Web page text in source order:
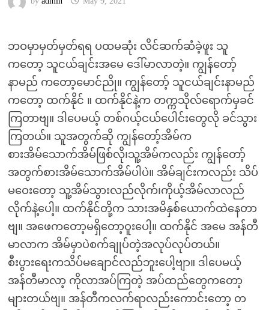
ဘဝမှာမှတ်မှတ်ရရ ပထမဆုံး လိင်ဆက်ဆံခဲ့ဖူး သူ
ကတော့ သူငယ်ချင်းအမေ ဒေါ်မာလာတဲ့။ ကျွန်တော့်
နာမည် ကတော့မောင်ညို။ ကျွန်တော့် သူငယ်ချင်းနာမည်
ကတော့ ထက်နိုင် ။ ထက်နိုင်နဲ့က တက္ကသိုလ်ရောက်မှခင်
ကြတာဗျ။ ဒါပေမယ့် တစ်ဂယ့်ငယ်ပေါင်းတွေလို ခင်သွား
ကြတယ်။ သူအတွက်ဆို ကျွန်တော့်အိမ်က
စားအိမ်သောက်အိမ်ဖြစ်လို၊သူ့အိမ်ကလည်း ကျွန်တော့်
အတွက်စားအိမ်သောက်အိမ်ပါပဲ။ အိမ်ချင်းကလည်း သိပ်
မဝေးတော့ သူ့အိမ်သွားလည်လိုက်၊ကိုယ့်အိမ်လာလည်
လိုက်နဲ့ပေါ့။ ထက်နိုင်တို့က သားအမိနှစ်ယောက်ထဲနေတာ
ဗျ။ အဖေကတော့မရှိတော့ဝူးပေါ့။ ထက်နိုင် အမေ အန်တီ
မာလာက အိမ်မှာပဲစက်ချုပ်တဲ့အလုပ်လုပ်တယ်။
စီးပွားရေးကသိပ်မချောင်လည်ဘူးပေါ့ဗျာ။ ဒါပေမယ့်
အန်တီမာလာ့ ကိုလာအပ်ကြတဲ့ အပ်ထည်တွေကတော့
များတယ်ဗျ။ အန်တီကလက်ရာလည်းကောင်းတော့ တ